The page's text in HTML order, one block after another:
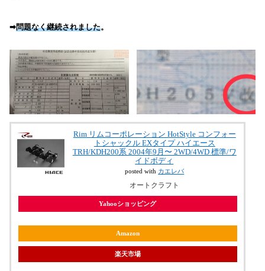
➡︎問題なく継続されました。
Rim リムコーポレーション HotStyle コンフォー
トシャックル EXタイプ ハイエース
TRH/KDH200系 2004年9月〜 2WD/4WD 標準/ワ
イドボディ
posted with カエレバ
オートクラフト
Yahooショッピング
Amazon
楽天市場